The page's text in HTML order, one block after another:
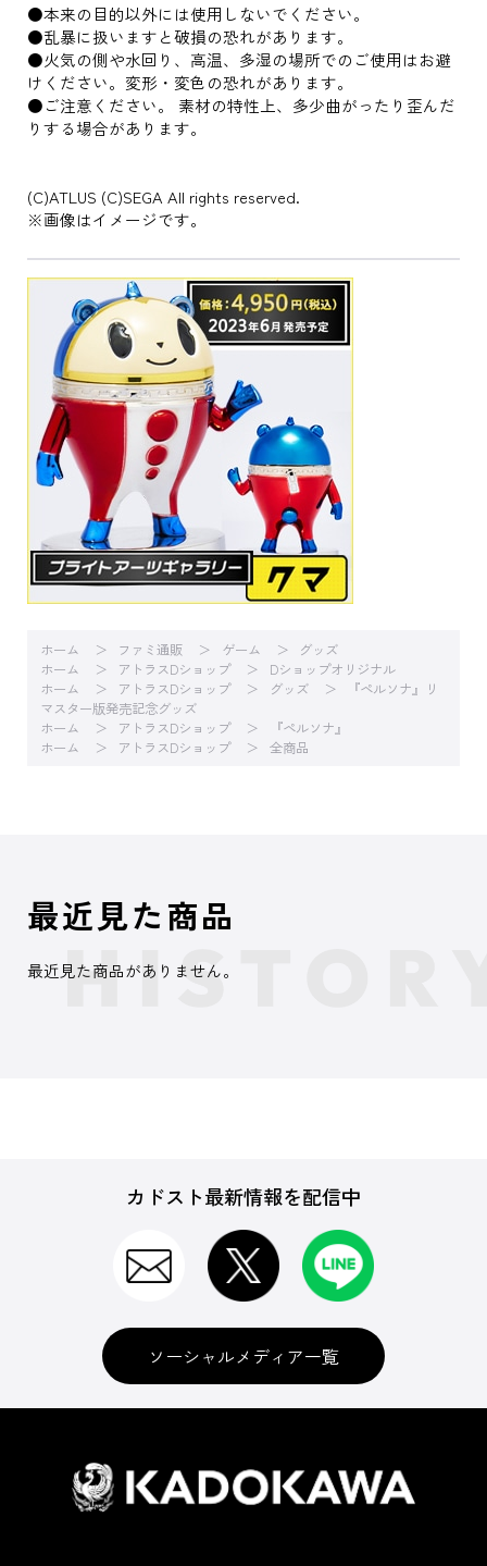
●本来の目的以外には使用しないでください。
●乱暴に扱いますと破損の恐れがあります。
●火気の側や水回り、高温、多湿の場所でのご使用はお避
けください。変形・変色の恐れがあります。
●ご注意ください。 素材の特性上、多少曲がったり歪んだ
りする場合があります。
(C)ATLUS (C)SEGA All rights reserved.
※画像はイメージです。
ホーム ファミ通販 ゲーム
グッズ
ホーム
アトラスDショップ
Dショップオリジナル
ホーム
アトラスDショップ グッズ
『ペルソナ』リ
マスター版発売記念グッズ
ホーム
アトラスDショップ
『ペルソナ』
ホーム
アトラスDショップ 全商品
最近見た商品
最近見た商品がありません。
カドスト最新情報を配信中
ソーシャルメディア一覧